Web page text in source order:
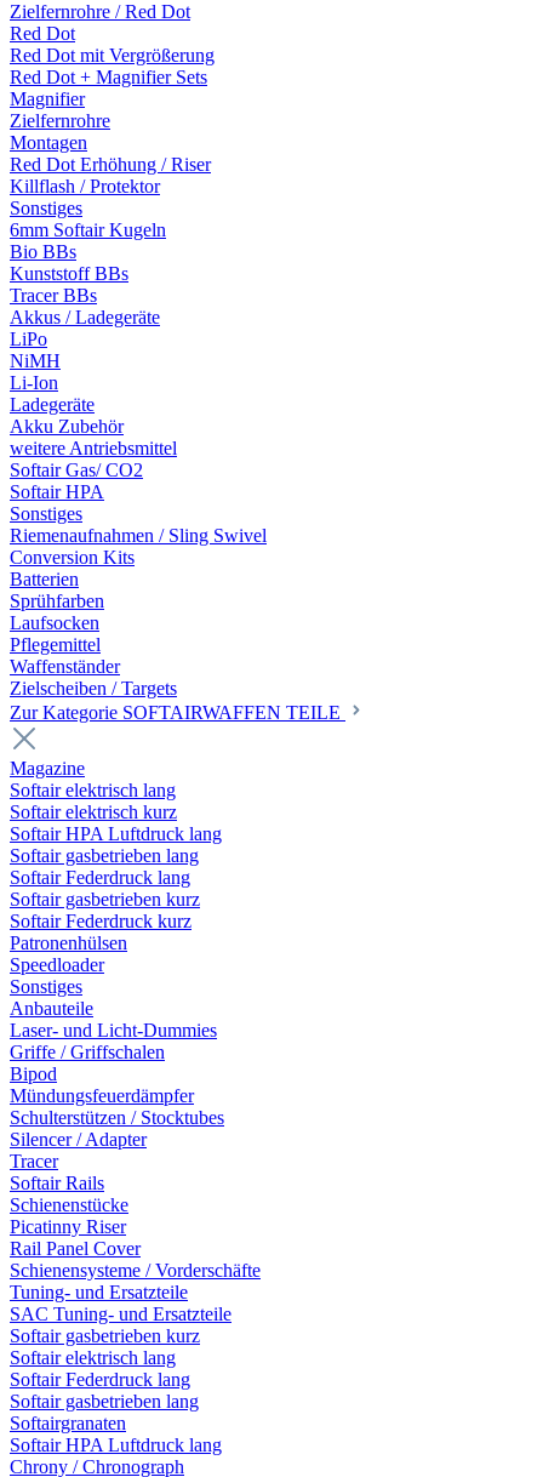
Zielfernrohre / Red Dot
Red Dot
Red Dot mit Vergrößerung
Red Dot + Magnifier Sets
Magnifier
Zielfernrohre
Montagen
Red Dot Erhöhung / Riser
Killflash / Protektor
Sonstiges
6mm Softair Kugeln
Bio BBs
Kunststoff BBs
Tracer BBs
Akkus / Ladegeräte
LiPo
NiMH
Li-Ion
Ladegeräte
Akku Zubehör
weitere Antriebsmittel
Softair Gas/ CO2
Softair HPA
Sonstiges
Riemenaufnahmen / Sling Swivel
Conversion Kits
Batterien
Sprühfarben
Laufsocken
Pflegemittel
Waffenständer
Zielscheiben / Targets
Zur Kategorie SOFTAIRWAFFEN TEILE
Magazine
Softair elektrisch lang
Softair elektrisch kurz
Softair HPA Luftdruck lang
Softair gasbetrieben lang
Softair Federdruck lang
Softair gasbetrieben kurz
Softair Federdruck kurz
Patronenhülsen
Speedloader
Sonstiges
Anbauteile
Laser- und Licht-Dummies
Griffe / Griffschalen
Bipod
Mündungsfeuerdämpfer
Schulterstützen / Stocktubes
Silencer / Adapter
Tracer
Softair Rails
Schienenstücke
Picatinny Riser
Rail Panel Cover
Schienensysteme / Vorderschäfte
Tuning- und Ersatzteile
SAC Tuning- und Ersatzteile
Softair gasbetrieben kurz
Softair elektrisch lang
Softair Federdruck lang
Softair gasbetrieben lang
Softairgranaten
Softair HPA Luftdruck lang
Chrony / Chronograph